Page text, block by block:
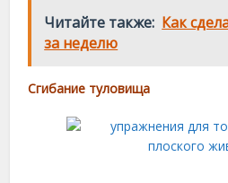
Читайте также: Как
за неделю
Сгибание туловища